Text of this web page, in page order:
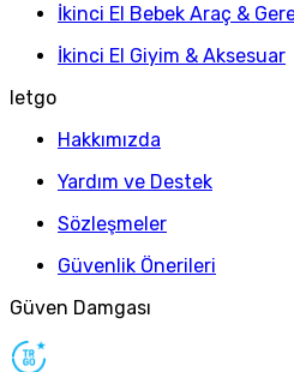
İkinci El Bebek Araç &
İkinci El Giyim & Aksesuar
letgo
Hakkımızda
Yardım ve Destek
Sözleşmeler
Güvenlik Önerileri
Güven Damgası